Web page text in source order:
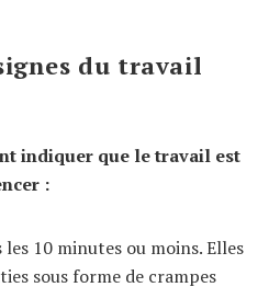
du travail
indiquer que le travail est
:
10 minutes ou moins. Elles
sous forme de crampes